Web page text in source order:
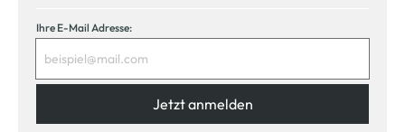
Ihre E-Mail Adresse:
Jetzt anmelden